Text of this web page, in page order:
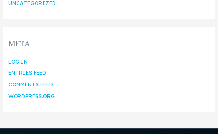
UNCATEGORIZED
META
LOG IN
ENTRIES FEED
COMMENTS FEED
WORDPRESS.ORG